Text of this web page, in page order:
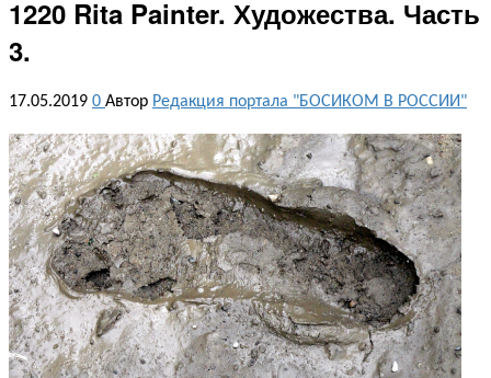
1220 Rita Painter. Художества. Часть
3.
17.05.2019 0 Автор Редакция портала "БОСИКОМ В РОССИИ"